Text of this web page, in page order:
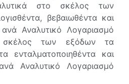
στο σκέλος των
βεβαιωθέντα και
Αναλυτικό Λογαριασμό
των εξόδων τα
ενταλματοποιηθέντα και
Αναλυτικό Λογαριασμό